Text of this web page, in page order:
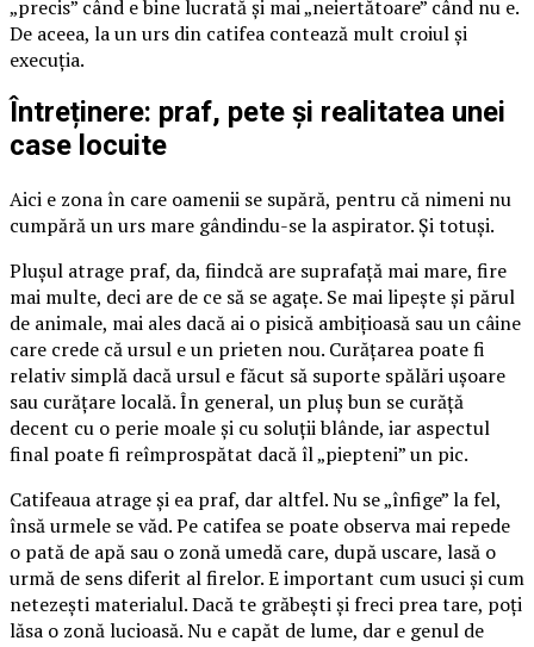
„precis” când e bine lucrată și mai „neiertătoare” când nu e.
De aceea, la un urs din catifea contează mult croiul și
execuția.
Întreținere: praf, pete și realitatea unei
case locuite
Aici e zona în care oamenii se supără, pentru că nimeni nu
cumpără un urs mare gândindu-se la aspirator. Și totuși.
Plușul atrage praf, da, fiindcă are suprafață mai mare, fire
mai multe, deci are de ce să se agațe. Se mai lipește și părul
de animale, mai ales dacă ai o pisică ambițioasă sau un câine
care crede că ursul e un prieten nou. Curățarea poate fi
relativ simplă dacă ursul e făcut să suporte spălări ușoare
sau curățare locală. În general, un pluș bun se curăță
decent cu o perie moale și cu soluții blânde, iar aspectul
final poate fi reîmprospătat dacă îl „piepteni” un pic.
Catifeaua atrage și ea praf, dar altfel. Nu se „înfige” la fel,
însă urmele se văd. Pe catifea se poate observa mai repede
o pată de apă sau o zonă umedă care, după uscare, lasă o
urmă de sens diferit al firelor. E important cum usuci și cum
netezești materialul. Dacă te grăbești și freci prea tare, poți
lăsa o zonă lucioasă. Nu e capăt de lume, dar e genul de